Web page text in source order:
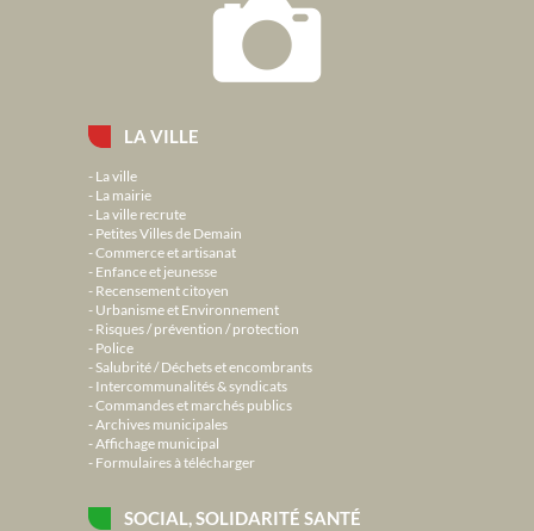
LA VILLE
La ville
La mairie
La ville recrute
Petites Villes de Demain
Commerce et artisanat
Enfance et jeunesse
Recensement citoyen
Urbanisme et Environnement
Risques / prévention / protection
Police
Salubrité / Déchets et encombrants
Intercommunalités & syndicats
Commandes et marchés publics
Archives municipales
Affichage municipal
Formulaires à télécharger
SOCIAL, SOLIDARITÉ SANTÉ